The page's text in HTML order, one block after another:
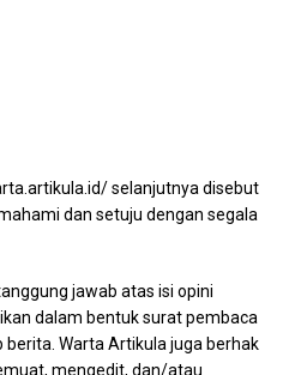
selanjutnya disebut
dan setuju dengan segala
jawab atas isi opini
dalam bentuk surat pembaca
Warta Artikula juga berhak
mengedit, dan/atau